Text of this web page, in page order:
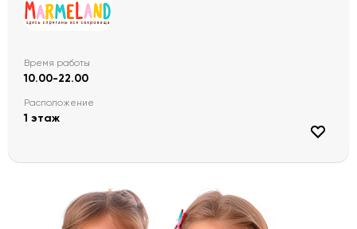
Время работы
10.00-22.00
Расположение
1 этаж